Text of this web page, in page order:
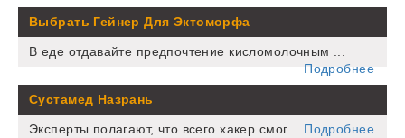
Выбрать Гейнер Для Эктоморфа
В еде отдавайте предпочтение кисломолочным ...
Подробнее
Сустамед Назрань
Эксперты полагают, что всего хакер смог ...Подробнее